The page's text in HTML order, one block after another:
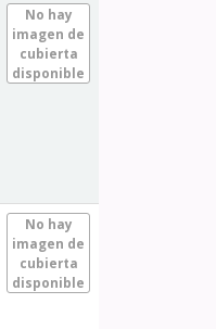
No hay
imagen de
cubierta
disponible
No hay
imagen de
cubierta
disponible